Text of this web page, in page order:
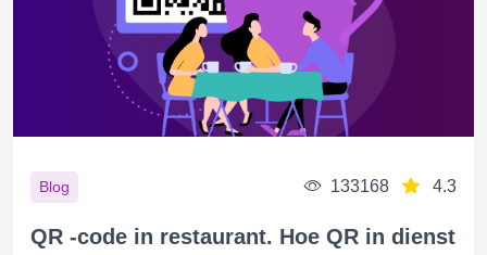
Blog 133168 4.3
QR -code in restaurant. Hoe QR in dienst